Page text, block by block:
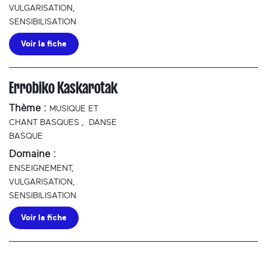
VULGARISATION,
SENSIBILISATION
Voir la fiche
Errobiko Kaskarotak
Thème : MUSIQUE ET
CHANT BASQUES ,
DANSE
BASQUE
Domaine :
ENSEIGNEMENT,
VULGARISATION,
SENSIBILISATION
Voir la fiche